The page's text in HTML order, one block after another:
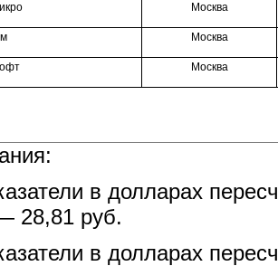
Москва
Москва
Москва
в долларах
28,81 руб.
в долларах